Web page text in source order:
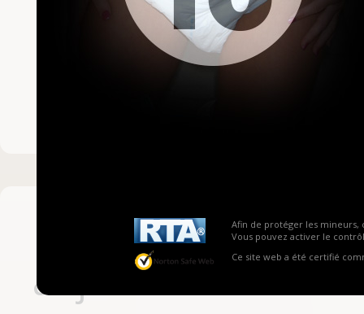
Afin de protéger les mineurs,
Vous pouvez activer le
Ce site web a été certifié
Mot de passe
Pas encore
aujourd'hui